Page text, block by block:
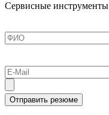
Сервисные инструменты
Отправить резюме